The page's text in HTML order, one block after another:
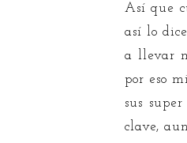
Así que
así lo
a llevar
por eso
sus
clave,